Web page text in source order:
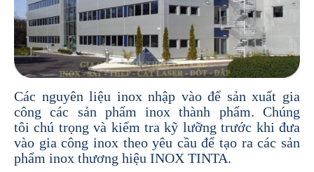
Các nguyên liệu inox nhập vào để sản xuất gia
công các sản phẩm inox thành phẩm. Chúng
tôi chú trọng và kiểm tra kỹ lưỡng trước khi đưa
vào gia công inox theo yêu cầu để tạo ra các sản
phẩm inox thương hiệu INOX TINTA.